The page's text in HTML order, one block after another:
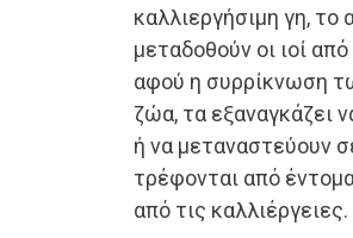
καλλιεργήσιμη γη, το
μεταδοθούν οι ιοί
αφού η συρρίκνωση
ζώα, τα εξαναγκάζει
ή να μεταναστεύουν
τρέφονται από
από τις καλλιέργειες.